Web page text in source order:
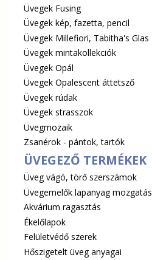
Üvegek Fusing
Üvegek kép, fazetta, pencil
Üvegek Millefiori, Tabitha's Glas
Üvegek mintakollekciók
Üvegek Opál
Üvegek Opalescent áttetsző
Üvegek rúdak
Üvegek strasszok
Üvegmozaik
Zsanérok - pántok, tartók
ÜVEGEZŐ TERMÉKEK
Üveg vágó, törő szerszámok
Üvegemelők lapanyag mozgatás
Akvárium ragasztás
Ékelőlapok
Felületvédő szerek
Hőszigetelt üveg anyagai